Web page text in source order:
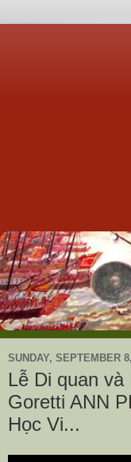
SUNDAY, SEPTEMBER
Lễ Di quan
Goretti ANN
Học Vi...